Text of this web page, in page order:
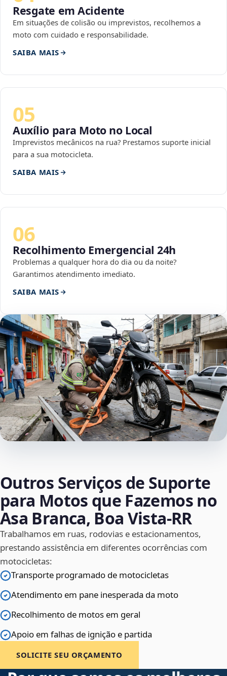
Resgate em Acidente
Em situações de colisão ou imprevistos, recolhemos a
moto com cuidado e responsabilidade.
SAIBA MAIS
05
Auxílio para Moto no Local
Imprevistos mecânicos na rua? Prestamos suporte inicial
para a sua motocicleta.
SAIBA MAIS
06
Recolhimento Emergencial 24h
Problemas a qualquer hora do dia ou da noite?
Garantimos atendimento imediato.
SAIBA MAIS
Outros Serviços de Suporte
para Motos que Fazemos no
Asa Branca, Boa Vista‑RR
Trabalhamos em ruas, rodovias e estacionamentos,
prestando assistência em diferentes ocorrências com
motocicletas:
Transporte programado de motocicletas
Atendimento em pane inesperada da moto
Recolhimento de motos em geral
Apoio em falhas de ignição e partida
SOLICITE SEU ORÇAMENTO